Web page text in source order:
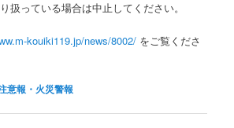
扱っている場合は中止してください。
kouiki119.jp/news/8002/ をご覧くださ
意報・火災警報